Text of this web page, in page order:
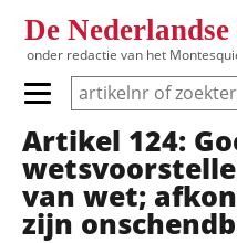
De
onder redactie van het
Primair menu tonen/
Hoofdnavigatie
Artikel 124:
van wet;
zijn